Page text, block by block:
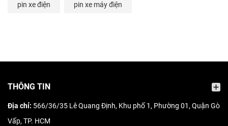
pin xe điện pin xe máy điện
THÔNG TIN
Địa chỉ: 566/36/35 Lê Quang Định, Khu phố 1, Phường 01, Quận Gò
Vấp, TP. HCM